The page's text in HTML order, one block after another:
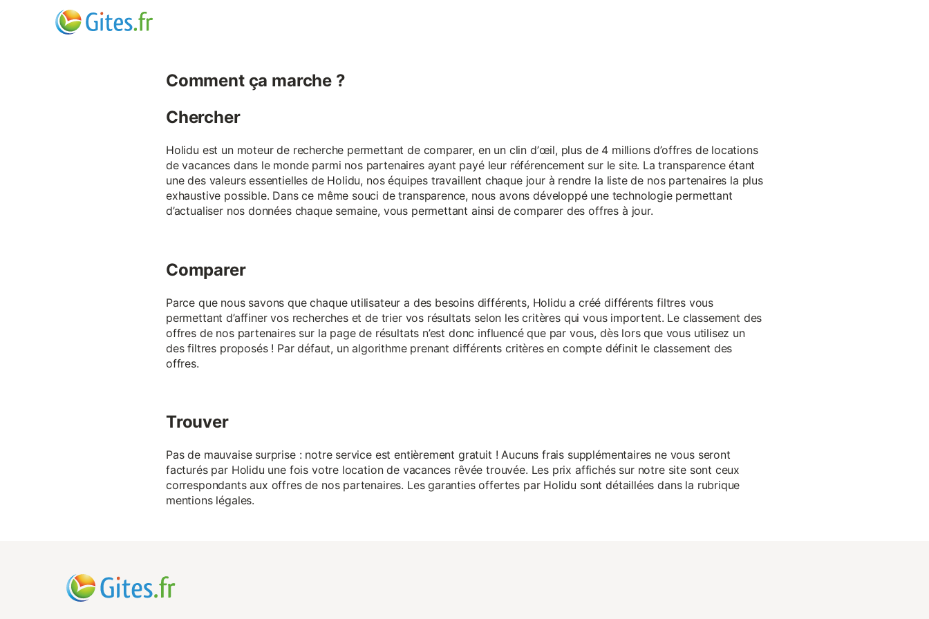
Comment ça marche ?
Chercher
Holidu est un moteur de recherche permettant de comparer, en un clin d’œil, plus de 4 millions d’offres de locations
de vacances dans le monde parmi nos partenaires ayant payé leur référencement sur le site. La transparence étant
une des valeurs essentielles de Holidu, nos équipes travaillent chaque jour à rendre la liste de nos partenaires la plus
exhaustive possible. Dans ce même souci de transparence, nous avons développé une technologie permettant
d’actualiser nos données chaque semaine, vous permettant ainsi de comparer des offres à jour.
Comparer
Parce que nous savons que chaque utilisateur a des besoins différents, Holidu a créé différents filtres vous
permettant d’affiner vos recherches et de trier vos résultats selon les critères qui vous importent. Le classement des
offres de nos partenaires sur la page de résultats n’est donc influencé que par vous, dès lors que vous utilisez un
des filtres proposés ! Par défaut, un algorithme prenant différents critères en compte définit le classement des
offres.
Trouver
Pas de mauvaise surprise : notre service est entièrement gratuit ! Aucuns frais supplémentaires ne vous seront
facturés par Holidu une fois votre location de vacances rêvée trouvée. Les prix affichés sur notre site sont ceux
correspondants aux offres de nos partenaires. Les garanties offertes par Holidu sont détaillées dans la rubrique
mentions légales.